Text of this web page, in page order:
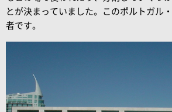
とが決まっていました。このポルトガル
者です。